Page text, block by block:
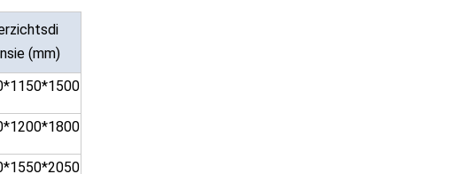
(mm)